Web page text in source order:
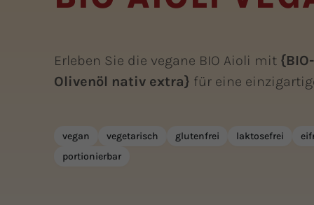
Erleben Sie die vegane BIO Aioli mit
Olivenöl nativ extra} für eine
vegan vegetarisch glutenfrei laktosefrei
portionierbar